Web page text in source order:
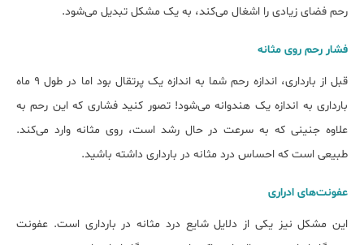
رحم فضای زیادی را اشغال می‎‌کند، به یک مشکل تبدیل می‌‎شود.
فشار رحم روی مثانه
قبل از بارداری، اندازه رحم شما به اندازه یک پرتقال بود اما در طول 9 ماه
بارداری به اندازه یک هندوانه می‎‌شود! تصور کنید فشاری که این رحم به
علاوه جنینی که به سرعت در حال رشد است، روی مثانه وارد می‎‌کند.
طبیعی است که احساس درد مثانه در بارداری داشته باشید.
عفونت‌های ادراری
این مشکل نیز یکی از دلایل شایع درد مثانه در بارداری است. عفونت